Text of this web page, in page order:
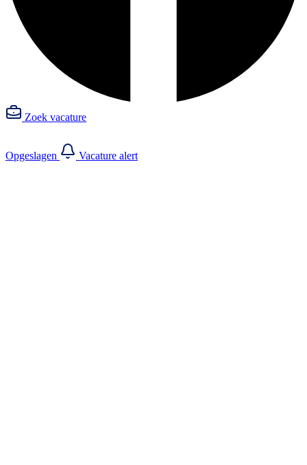
Zoek vacature
Opgeslagen Vacature alert